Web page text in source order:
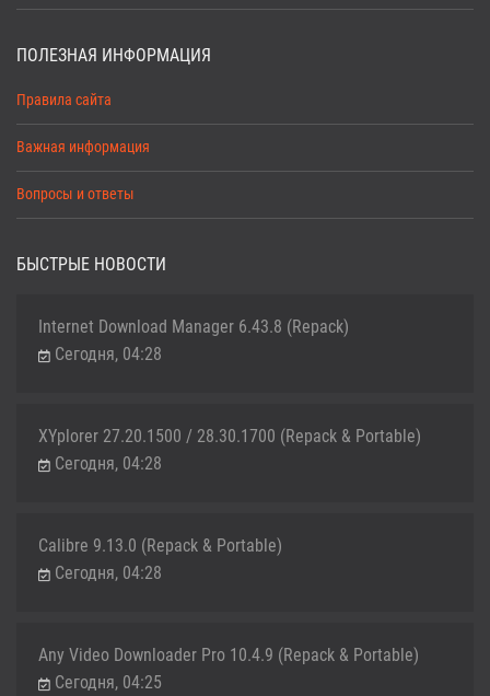
ПОЛЕЗНАЯ ИНФОРМАЦИЯ
Правила сайта
Важная информация
Вопросы и ответы
БЫСТРЫЕ НОВОСТИ
Internet Download Manager 6.43.8 (Repack)
Сегодня, 04:28
XYplorer 27.20.1500 / 28.30.1700 (Repack & Portable)
Сегодня, 04:28
Calibre 9.13.0 (Repack & Portable)
Сегодня, 04:28
Any Video Downloader Pro 10.4.9 (Repack & Portable)
Сегодня, 04:25